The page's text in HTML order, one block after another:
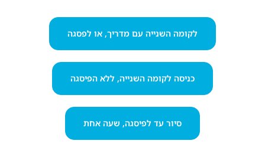
לקומה השנייה עם מדריך, או לפסגה
כניסה לקומה השנייה, ללא הפיסגה
סיור עד לפיסגה, שעה אחת